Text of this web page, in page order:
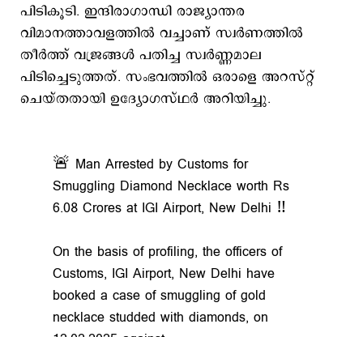
പിടികൂടി. ഇന്ദിരാഗാന്ധി രാജ്യാന്തര
വിമാനത്താവളത്തിൽ വച്ചാണ് സ്വര്‍ണത്തില്‍
തീര്‍ത്ത് വജ്രങ്ങൾ പതിച്ച സ്വർണ്ണമാല
പിടിച്ചെടുത്തത്. സംഭവത്തില്‍ ഒരാളെ അറസ്റ്റ്
ചെയ്തതായി ഉദ്യോഗസ്ഥര്‍ അറിയിച്ചു.
🚨 Man Arrested by Customs for
Smuggling Diamond Necklace worth Rs
6.08 Crores at IGI Airport, New Delhi ‼️
On the basis of profiling, the officers of
Customs, IGI Airport, New Delhi have
booked a case of smuggling of gold
necklace studded with diamonds, on